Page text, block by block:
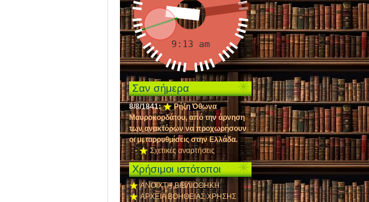
Σαν σήμερα
8/8/1841:
Ρήξη Όθωνα 
Μαυροκορδάτου, από την άρνηση
των ανακτόρων να προχωρήσουν
οι μεταρρυθμίσεις στην Ελλάδα.
-
Σχετικές αναρτήσεις
Χρήσιμοι ιστότοποι
ΑΝΟΙΧΤΗ ΒΙΒΛΙΟΘΗΚΗ
ΑΡΧΕΙΑ ΒΟΗΘΕΙΑΣ ΧΡΗΣΗΣ